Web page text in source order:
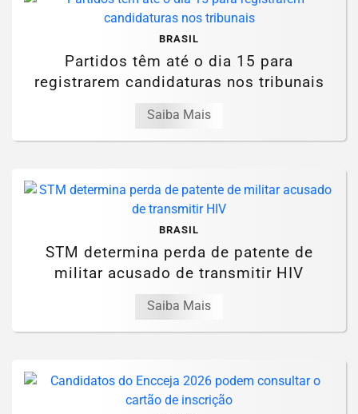
BRASIL
Partidos têm até o dia 15 para
registrarem candidaturas nos tribunais
Saiba Mais
BRASIL
STM determina perda de patente de
militar acusado de transmitir HIV
Saiba Mais